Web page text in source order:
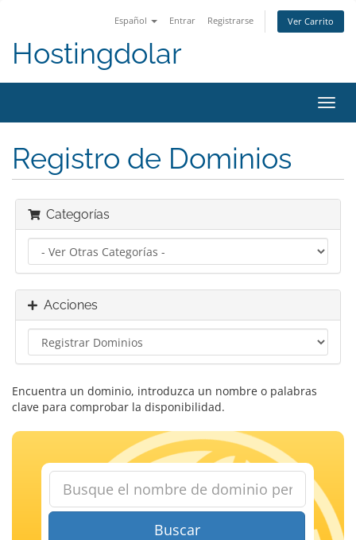
Español Entrar Registrarse Ver Carrito
Hostingdolar
Registro de Dominios
Categorías
Acciones
Encuentra un dominio, introduzca un nombre o palabras
clave para comprobar la disponibilidad.
Buscar